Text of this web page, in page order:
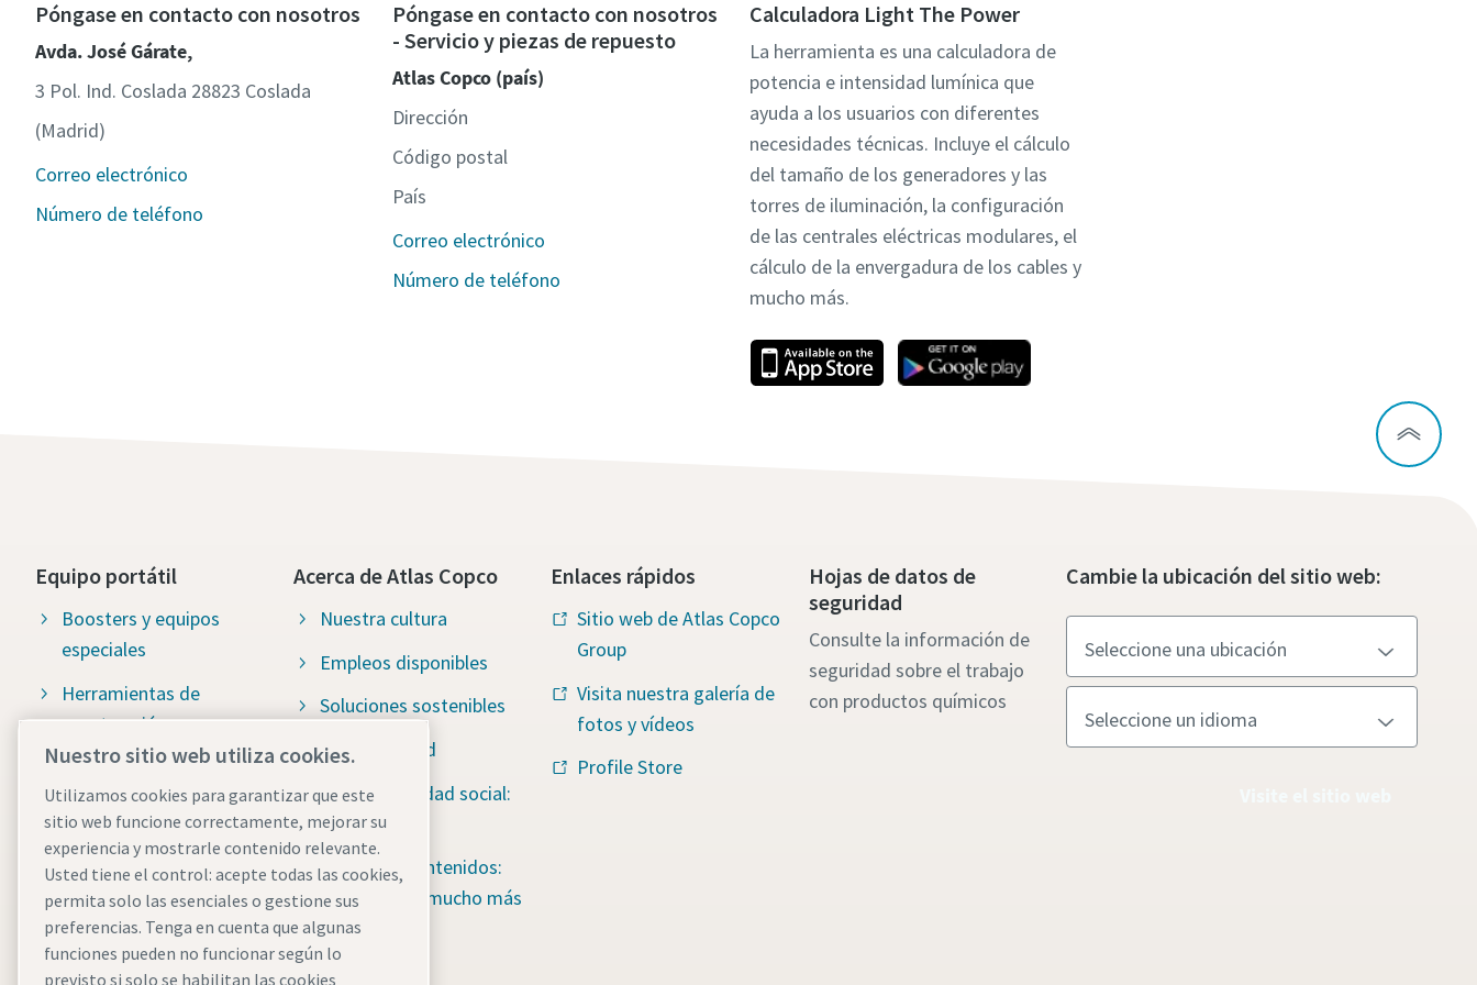
Póngase en contacto con nosotros
Avda. José Gárate,
3 Pol. Ind. Coslada 28823 Coslada
(Madrid)
Correo electrónico
Número de teléfono
Póngase en contacto con nosotros
- Servicio y piezas de repuesto
Atlas Copco (país)
Dirección
Código postal
País
Correo electrónico
Número de teléfono
Calculadora Light The Power
La herramienta es una calculadora de
potencia e intensidad lumínica que
ayuda a los usuarios con diferentes
necesidades técnicas. Incluye el cálculo
del tamaño de los generadores y las
torres de iluminación, la configuración
de las centrales eléctricas modulares, el
cálculo de la envergadura de los cables y
mucho más.
Equipo portátil
Boosters y equipos
especiales
Herramientas de
construcción
Bombas de drenaje
Sistemas de
almacenamiento de
energía
Torres de iluminación
Compresores de aire
Acerca de Atlas Copco
Nuestra cultura
Empleos disponibles
Soluciones sostenibles
Sostenibilidad
Responsabilidad social:
Water for All
Centro de contenidos:
blog, guías y mucho más
Enlaces rápidos
Sitio web de Atlas Copco
Group
Visita nuestra galería de
fotos y vídeos
Profile Store
Hojas de datos de
seguridad
Consulte la información de
seguridad sobre el trabajo
con productos químicos
Cambie la ubicación del sitio web:
Nuestro sitio web utiliza cookies.
Utilizamos cookies para garantizar que este
sitio web funcione correctamente, mejorar su
experiencia y mostrarle contenido relevante.
Usted tiene el control: acepte todas las cookies,
permita solo las esenciales o gestione sus
preferencias. Tenga en cuenta que algunas
funciones pueden no funcionar según lo
previsto si solo se habilitan las cookies